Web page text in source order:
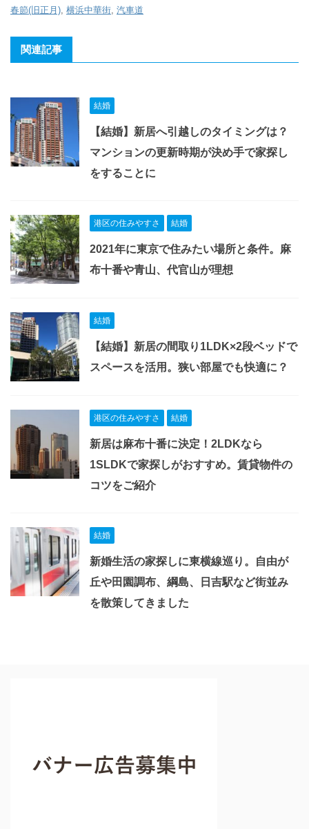
春節(旧正月) 横浜中華街 汽車道
関連記事
結婚
【結婚】新居へ引越しのタイミングは？
マンションの更新時期が決め手で家探し
をすることに
港区の住みやすさ 結婚
2021年に東京で住みたい場所と条件。麻
布十番や青山、代官山が理想
結婚
【結婚】新居の間取り1LDK×2段ベッドで
スペースを活用。狭い部屋でも快適に？
港区の住みやすさ 結婚
新居は麻布十番に決定！2LDKなら
1SLDKで家探しがおすすめ。賃貸物件の
コツをご紹介
結婚
新婚生活の家探しに東横線巡り。自由が
丘や田園調布、綱島、日吉駅など街並み
を散策してきました